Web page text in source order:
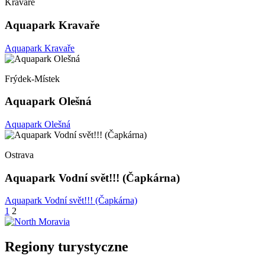
Kravaře
Aquapark Kravaře
Aquapark Kravaře
Frýdek-Místek
Aquapark Olešná
Aquapark Olešná
Ostrava
Aquapark Vodní svět!!! (Čapkárna)
Aquapark Vodní svět!!! (Čapkárna)
Stronicowanie
wpisów
1 2
Regiony turystyczne